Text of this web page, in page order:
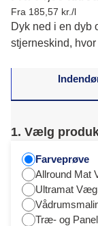
Fra 185,57 kr./l
Dyk ned i en dyb
stjerneskind,
1. Vælg
Farveprøve
Allround Mat
Ultramat
Træ- og